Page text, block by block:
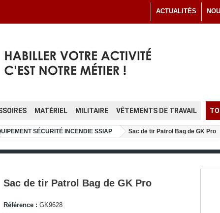
ACTUALITÉS
MATÉRIEL MILITAIRE VÊTEMENTS DE TRAVAIL
SÉCURITÉ INCENDIE SSIAP Sac de tir Patrol Bag de GK Pro
Sac de tir Patrol Bag de GK Pro
Référence : GK9628